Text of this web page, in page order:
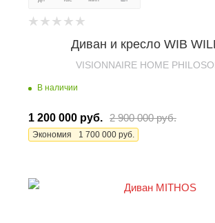
Диван и кресло WIB
VISIONNAIRE HOME
В наличии
1 200 000 руб. 2 900 000руб.
Экономия 1 700 000 руб.